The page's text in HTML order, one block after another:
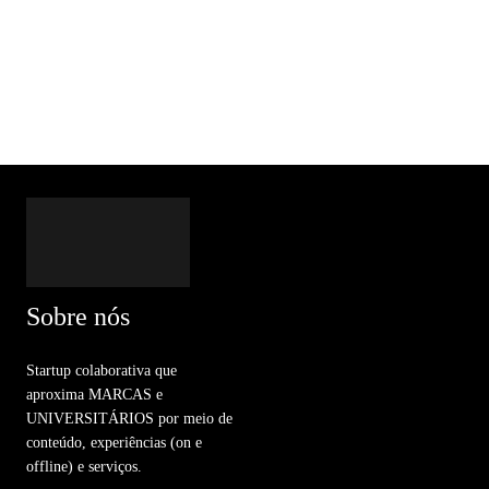
Sobre nós
Startup colaborativa que
aproxima MARCAS e
UNIVERSITÁRIOS por meio de
conteúdo, experiências (on e
offline) e serviços.